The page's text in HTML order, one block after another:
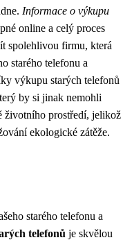
Informace o výkupu
online a celý proces
spolehlivou firmu, která
starého telefonu a
výkupu starých telefonů
by si jinak nemohli
životního prostředí, jelikož
ekologické zátěže.
starého telefonu a
telefonů je skvělou